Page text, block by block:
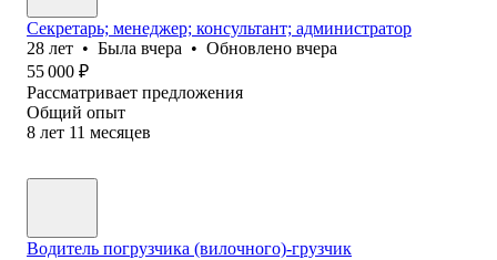
Секретарь; менеджер; консультант; администратор
28 лет • Была вчера • Обновлено вчера
55 000 ₽
Рассматривает предложения
Общий опыт
8 лет 11 месяцев
Водитель погрузчика (вилочного)-грузчик